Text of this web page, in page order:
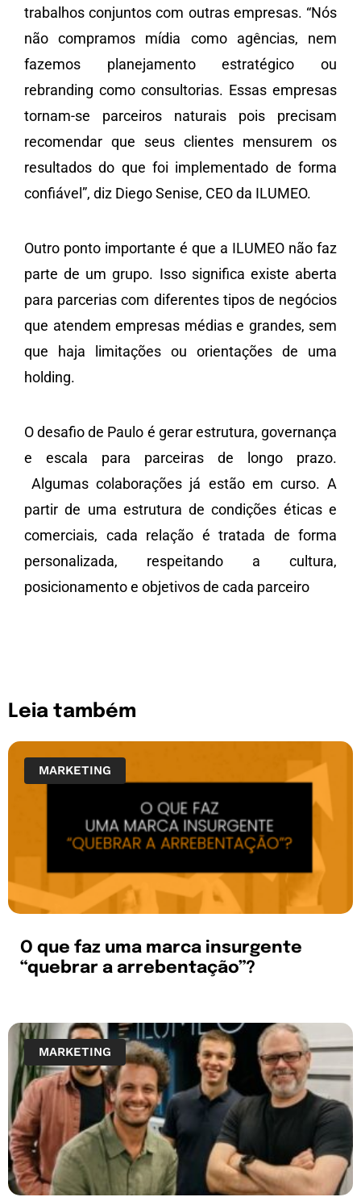
trabalhos conjuntos com outras empresas. “Nós
não compramos mídia como agências, nem
fazemos planejamento estratégico ou
rebranding como consultorias. Essas empresas
tornam-se parceiros naturais pois precisam
recomendar que seus clientes mensurem os
resultados do que foi implementado de forma
confiável”, diz Diego Senise, CEO da ILUMEO.
Outro ponto importante é que a ILUMEO não faz
parte de um grupo. Isso significa existe aberta
para parcerias com diferentes tipos de negócios
que atendem empresas médias e grandes, sem
que haja limitações ou orientações de uma
holding.
O desafio de Paulo é gerar estrutura, governança
e escala para parceiras de longo prazo.
Algumas colaborações já estão em curso. A
partir de uma estrutura de condições éticas e
comerciais, cada relação é tratada de forma
personalizada, respeitando a cultura,
posicionamento e objetivos de cada parceiro
Leia também
MARKETING
O que faz uma marca insurgente
“quebrar a arrebentação”?
MARKETING